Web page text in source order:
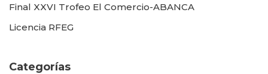
Final XXVI Trofeo El Comercio-ABANCA
Licencia RFEG
Categorías